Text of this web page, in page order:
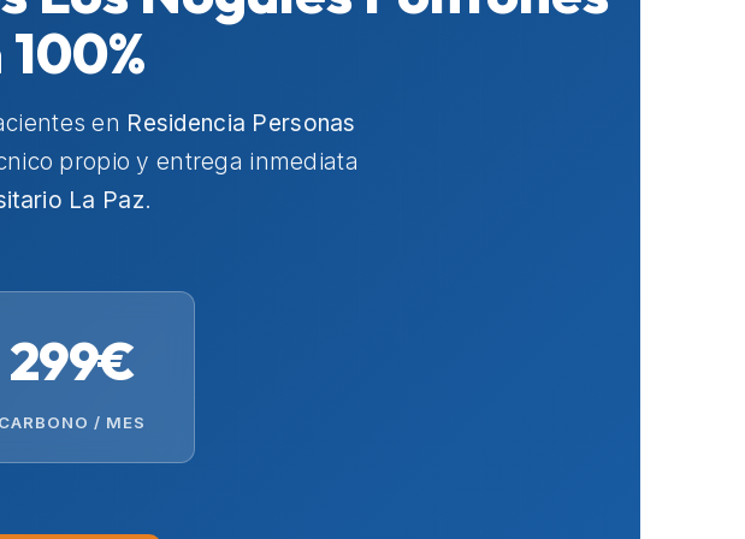
en Residencia Personas
propio y entrega inmediata
La Paz.
299€
CARBONO / MES